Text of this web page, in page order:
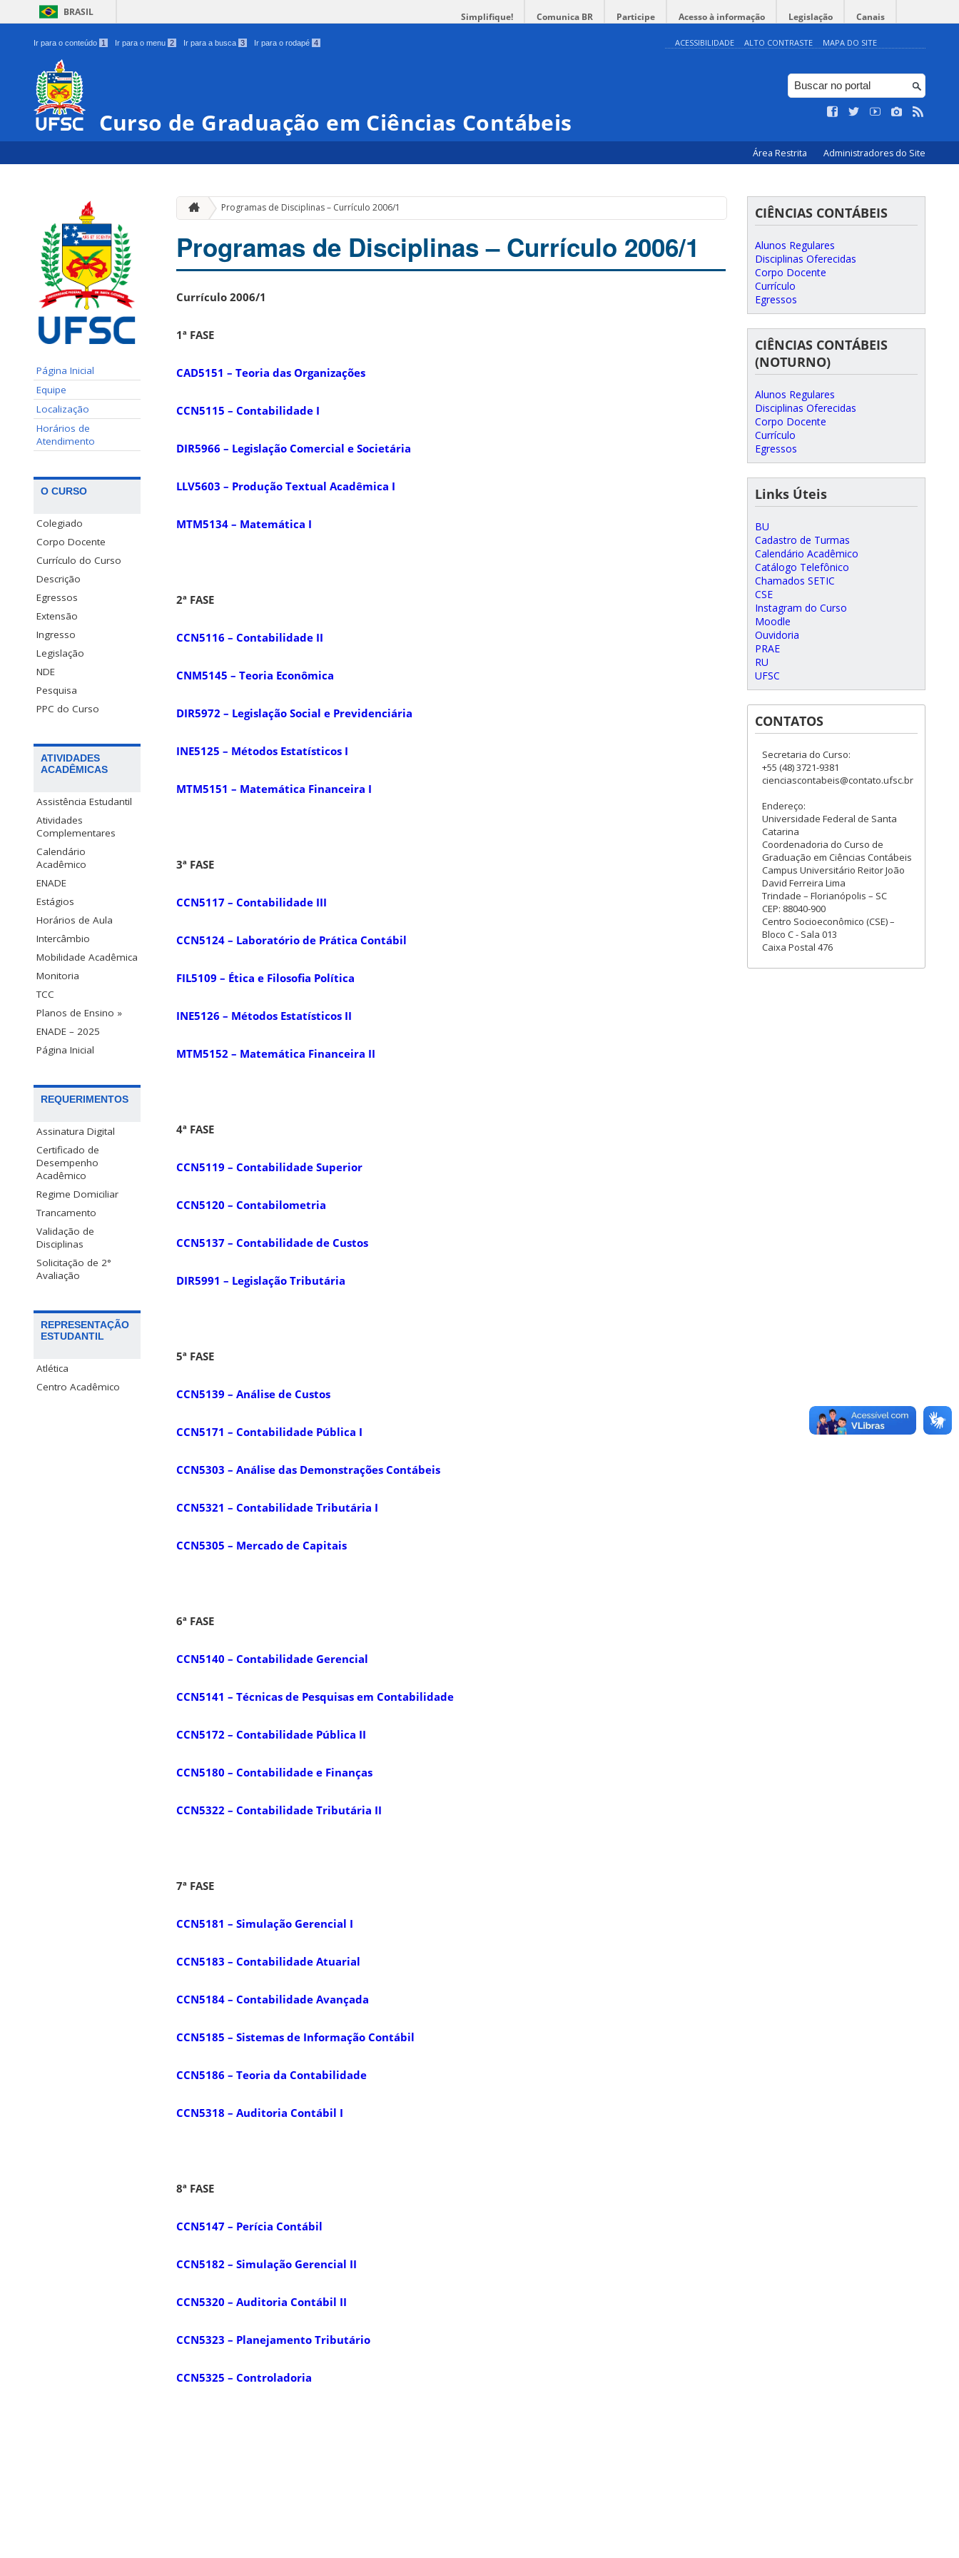
BRASIL Simplifique! Comunica BR Participe Acesso à informação Legislação Canais
Ir para o conteúdo 1 Ir para o menu 2 Ir para a busca 3 Ir para o rodapé 4 ACESSIBILIDADE ALTO CONTRASTE MAPA DO SITE
Curso de Graduação em Ciências Contábeis
Área Restrita Administradores do Site
Página Inicial
Equipe
Localização
Horários de
Atendimento
O CURSO
Colegiado
Corpo Docente
Currículo do Curso
Descrição
Egressos
Extensão
Ingresso
Legislação
NDE
Pesquisa
PPC do Curso
ATIVIDADES
ACADÊMICAS
Assistência Estudantil
Atividades
Complementares
Calendário
Acadêmico
ENADE
Estágios
Horários de Aula
Intercâmbio
Mobilidade Acadêmica
Monitoria
TCC
Planos de Ensino »
ENADE – 2025
Página Inicial
REQUERIMENTOS
Assinatura Digital
Certificado de
Desempenho
Acadêmico
Regime Domiciliar
Trancamento
Validação de
Disciplinas
Solicitação de 2°
Avaliação
REPRESENTAÇÃO
ESTUDANTIL
Atlética
Centro Acadêmico
Programas de Disciplinas – Currículo 2006/1
Programas de Disciplinas – Currículo 2006/1
Currículo 2006/1
1ª FASE
CAD5151 – Teoria das Organizações
CCN5115 – Contabilidade I
DIR5966 – Legislação Comercial e Societária
LLV5603 – Produção Textual Acadêmica I
MTM5134 – Matemática I
2ª FASE
CCN5116 – Contabilidade II
CNM5145 – Teoria Econômica
DIR5972 – Legislação Social e Previdenciária
INE5125 – Métodos Estatísticos I
MTM5151 – Matemática Financeira I
3ª FASE
CCN5117 – Contabilidade III
CCN5124 – Laboratório de Prática Contábil
FIL5109 – Ética e Filosofia Política
INE5126 – Métodos Estatísticos II
MTM5152 – Matemática Financeira II
4ª FASE
CCN5119 – Contabilidade Superior
CCN5120 – Contabilometria
CCN5137 – Contabilidade de Custos
DIR5991 – Legislação Tributária
5ª FASE
CCN5139 – Análise de Custos
CCN5171 – Contabilidade Pública I
CCN5303 – Análise das Demonstrações Contábeis
CCN5321 – Contabilidade Tributária I
CCN5305 – Mercado de Capitais
6ª FASE
CCN5140 – Contabilidade Gerencial
CCN5141 – Técnicas de Pesquisas em Contabilidade
CCN5172 – Contabilidade Pública II
CCN5180 – Contabilidade e Finanças
CCN5322 – Contabilidade Tributária II
7ª FASE
CCN5181 – Simulação Gerencial I
CCN5183 – Contabilidade Atuarial
CCN5184 – Contabilidade Avançada
CCN5185 – Sistemas de Informação Contábil
CCN5186 – Teoria da Contabilidade
CCN5318 – Auditoria Contábil I
8ª FASE
CCN5147 – Perícia Contábil
CCN5182 – Simulação Gerencial II
CCN5320 – Auditoria Contábil II
CCN5323 – Planejamento Tributário
CCN5325 – Controladoria
CIÊNCIAS CONTÁBEIS
Alunos Regulares
Disciplinas Oferecidas
Corpo Docente
Currículo
Egressos
CIÊNCIAS CONTÁBEIS
(NOTURNO)
Alunos Regulares
Disciplinas Oferecidas
Corpo Docente
Currículo
Egressos
Links Úteis
BU
Cadastro de Turmas
Calendário Acadêmico
Catálogo Telefônico
Chamados SETIC
CSE
Instagram do Curso
Moodle
Ouvidoria
PRAE
RU
UFSC
CONTATOS
Secretaria do Curso:
+55 (48) 3721-9381
cienciascontabeis@contato.ufsc.br
Endereço:
Universidade Federal de Santa
Catarina
Coordenadoria do Curso de
Graduação em Ciências Contábeis
Campus Universitário Reitor João
David Ferreira Lima
Trindade – Florianópolis – SC
CEP: 88040-900
Centro Socioeconômico (CSE) –
Bloco C - Sala 013
Caixa Postal 476